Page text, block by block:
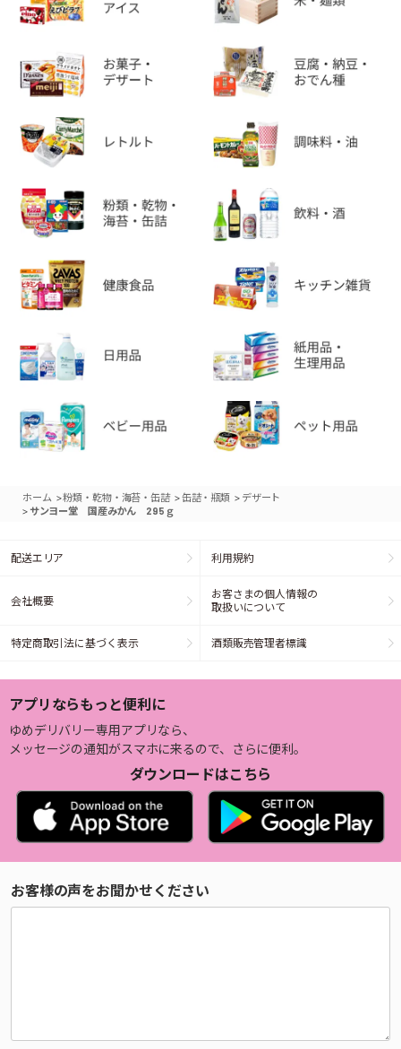
ホーム >粉類・乾物・海苔・缶詰 >缶詰・瓶類 > デザート
> サンヨー堂 国産みかん 295ｇ
配送エリア 利用規約
会社概要
お客さまの個人情報の
取扱いについて
特定商取引法に基づく表示 酒類販売管理者標識
アプリならもっと便利に
ゆめデリバリー専用アプリなら、
メッセージの通知がスマホに来るので、さらに便利。
ダウンロードはこちら
お客様の声をお聞かせください